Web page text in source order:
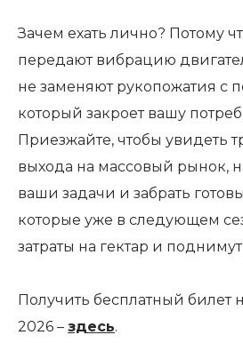
Зачем ехать лично? Потому
передают вибрацию
не заменяют рукопожатия с
который закроет вашу
Приезжайте, чтобы увидеть
выхода на массовый рынок,
ваши задачи и забрать
которые уже в следующем
затраты на гектар и
Получить бесплатный
2026 – здесь.